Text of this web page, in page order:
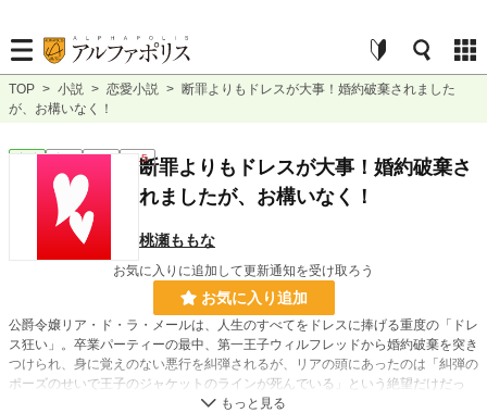
TOP > 小説 > 恋愛小説 > 断罪よりもドレスが大事！婚約破棄されました
が、お構いなく！
恋愛 完結 長編 R15断罪よりもドレスが大事！婚約破棄さ
れましたが、お構いなく！
桃瀬ももな
お気に入りに追加して更新通知を受け取ろう
お気に入り追加
公爵令嬢リア・ド・ラ・メールは、人生のすべてをドレスに捧げる重度の「ドレ
ス狂い」。卒業パーティーの最中、第一王子ウィルフレッドから婚約破棄を突き
つけられ、身に覚えのない悪行を糾弾されるが、リアの頭にあったのは「糾弾の
ポーズのせいで王子のジャケットのラインが死んでいる」という絶望だけだっ